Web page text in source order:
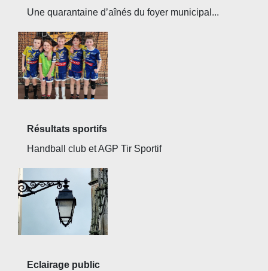
Une quarantaine d’aînés du foyer municipal...
Résultats sportifs
Handball club et AGP Tir Sportif
Eclairage public